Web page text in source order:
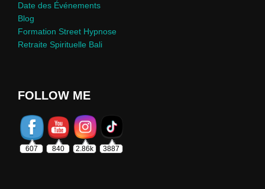
Date des Événements
Blog
Formation Street Hypnose
Retraite Spirituelle Bali
FOLLOW ME
607 840 2.86k 3887